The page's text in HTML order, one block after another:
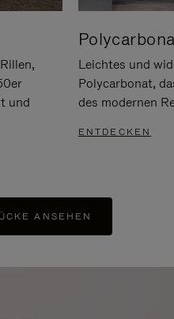
und
Leichtes und
Polycarbonat,
des modernen
ENTDECKEN
ANSEHEN